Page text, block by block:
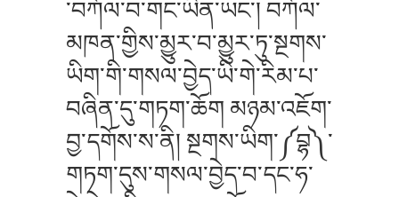
་བཀོལ་བ་གང་ཡིན་ཡང་། བཀོལ་
མཁན་གྱིས་མྱུར་བ་མྱུར་ཏུ་སྔགས་
ཡིག་གི་གསལ་བྱེད་ཡི་གེ་རིམ་པ་
བཞིན་དུ་གཏག་ཆོག མཉམ་འཇོག་
བྱ་དགོས་ས་ནི། སྔགས་ཡིག་༼བྷ༽་
གཏག་དུས་གསལ་བྱེད་བ་དང་ཧ་